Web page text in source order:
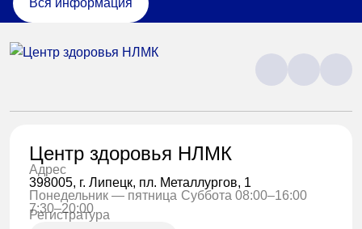
Вся информация
Центр здоровья НЛМК
Адрес
398005, г. Липецк, пл. Металлургов, 1
Понедельник — пятница
7:30–20:00
Суббота 08:00–16:00
Регистратура